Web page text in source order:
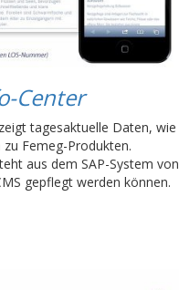
Center
zeigt tagesaktuelle Daten, wie
Femeg-Produkten.
aus dem SAP-System von
gepflegt werden können.